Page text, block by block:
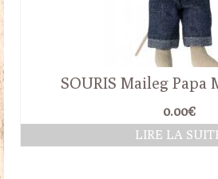
SOURIS Maileg Papa
0.00€
LIRE LA